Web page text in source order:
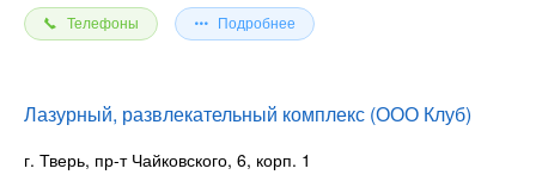
Телефоны Подробнее
Лазурный, развлекательный комплекс (ООО Клуб)
г. Тверь, пр-т Чайковского, 6, корп. 1